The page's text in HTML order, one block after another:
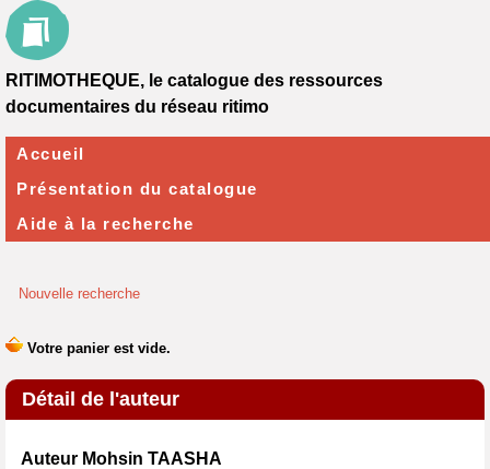
Nouvelle recherche
Détail de l'auteur
Auteur Mohsin TAASHA
RITIMOTHEQUE, le catalogue des ressources
documentaires du réseau ritimo
Accueil
Présentation du catalogue
Aide à la recherche